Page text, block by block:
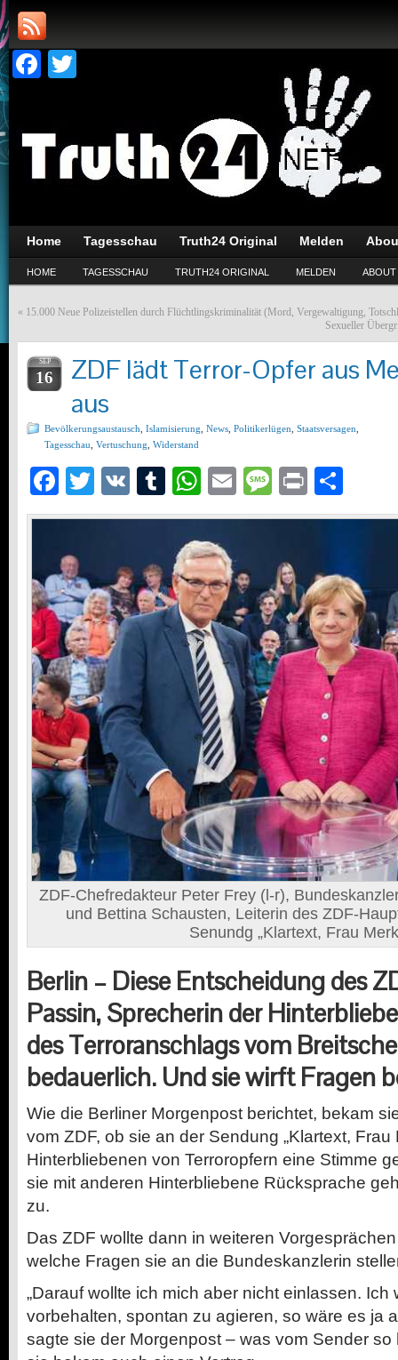
Facebook
Home Tagesschau Truth24 Original Melden
HOME TAGESSCHAU TRUTH24 ORIGINAL MELDEN ABOUT
« 15.000 Neue Polizeistellen durch Flüchtlingskriminalität (Mord, Vergewaltigung,
Sexueller
SEP
16
ZDF lädt Terror-Opfer aus
aus
Bevölkerungsaustausch Islamisierung News Politikerlügen Staatsversagen
Tagesschau Vertuschung Widerstand
Facebook
Twitter
VK Tumblr
WhatsApp
EmailMessage
Print
ZDF-Chefredakteur Peter Frey (l-r),
und Bettina Schausten, Leiterin des ZDF-
Senundg „Klartext, Frau
Berlin – Diese Entscheidung des
Passin, Sprecherin der
des Terroranschlags vom
bedauerlich. Und sie wirft Fragen
Wie die Berliner Morgenpost berichtet, bekam
vom ZDF, ob sie an der Sendung „Klartext, Frau
Hinterbliebenen von Terroropfern eine Stimme
sie mit anderen Hinterbliebene Rücksprache
zu.
Das ZDF wollte dann in weiteren
welche Fragen sie an die Bundeskanzlerin
„Darauf wollte ich mich aber nicht einlassen. Ich
vorbehalten, spontan zu agieren, so wäre es ja
sagte sie der Morgenpost – was vom Sender